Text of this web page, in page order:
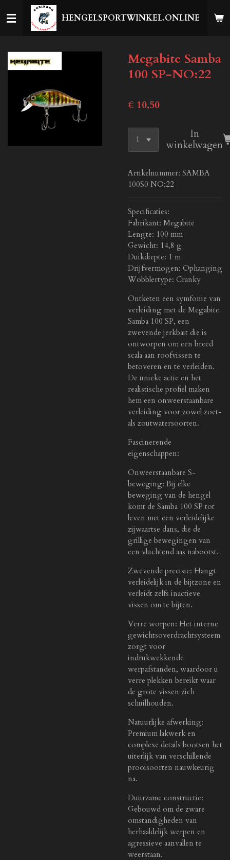
direct
HENGELSPORTWINKEL.ONLINE
Megabite Samba
100 SP-NO:22
€ 10,50
In
winkelwagen
Artikelnummer: SAMBA
100S0 NO:22
Specificaties:
Fabrikant: Megabite
Lengte: 100 mm
Gewicht: 14,8 g
Duikdiepte: 1 m
Drijfvermogen: Ophanging
Wobblertype: Cranky
Ontketen een symfonie van
verleiding met de Megabite
Samba 100 SP, een
zwevende jerkbait die is
ontworpen om een ​​breed
scala aan roofvissen te
betoveren en te verleiden.
De unieke actie en het
realistische profiel maken
hem een ​​onweerstaanbare
verleiding voor zowel zoet-
als zoutwatersoorten.
Fascinerende
eigenschappen:
Onweerstaanbare S-
beweging: Bij elke
beweging van de hengel
komt de Samba 100 SP tot
leven met een verleidelijke
zijwaartse dans, die de
grillige bewegingen van
een vluchtend aas nabootst.
Zwevende precisie: Hangt
verleidelijk in de bijtzone en
verleidt zelfs inactieve
vissen om te bijten.
Verre worpen: Het interne
gewichtsoverdrachtsysteem
zorgt voor
indrukwekkende
werpafstanden, waardoor u
verre plekken bereikt waar
de grote vissen zich
schuilhouden.
Natuurlijke afwerking:
Premium lakwerk en
complexe details bootsen het
uiterlijk van verschillende
prooisoorten nauwkeurig
na.
Duurzame constructie:
Gebouwd om de zware
omstandigheden van
herhaaldelijk werpen en
agressieve aanvallen te
weerstaan.